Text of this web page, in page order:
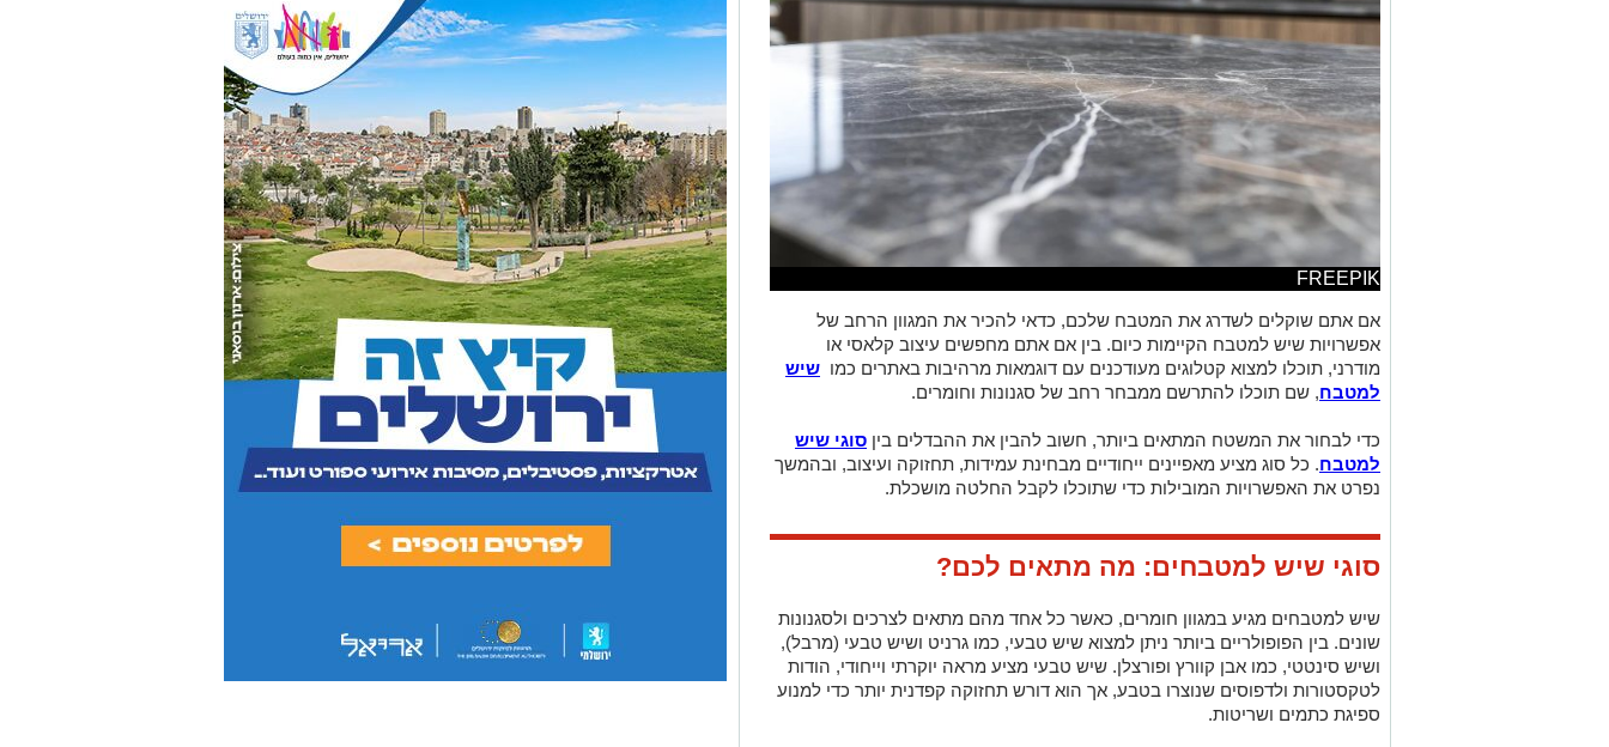
FREEPIK
אם אתם שוקלים לשדרג את המטבח שלכם, כדאי להכיר את המגוון הרחב של
אפשרויות שיש למטבח הקיימות כיום. בין אם אתם מחפשים עיצוב קלאסי או
מודרני, תוכלו למצוא קטלוגים מעודכנים עם דוגמאות מרהיבות באתרים כמו שיש
למטבח, שם תוכלו להתרשם ממבחר רחב של סגנונות וחומרים.
כדי לבחור את המשטח המתאים ביותר, חשוב להבין את ההבדלים בין סוגי שיש
למטבח. כל סוג מציע מאפיינים ייחודיים מבחינת עמידות, תחזוקה ועיצוב, ובהמשך
נפרט את האפשרויות המובילות כדי שתוכלו לקבל החלטה מושכלת.
סוגי שיש למטבחים: מה מתאים לכם?
שיש למטבחים מגיע במגוון חומרים, כאשר כל אחד מהם מתאים לצרכים ולסגנונות
שונים. בין הפופולריים ביותר ניתן למצוא שיש טבעי, כמו גרניט ושיש טבעי (מרבל),
ושיש סינטטי, כמו אבן קוורץ ופורצלן. שיש טבעי מציע מראה יוקרתי וייחודי, הודות
לטקסטורות ולדפוסים שנוצרו בטבע, אך הוא דורש תחזוקה קפדנית יותר כדי למנוע
ספיגת כתמים ושריטות.